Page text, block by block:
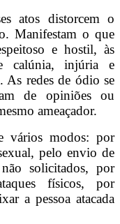
atos distorcem o
Manifestam o que
e hostil, às
calúnia, injúria e
As redes de ódio se
de opiniões ou
ameaçador.
vários modos: por
pelo envio de
solicitados, por
físicos, por
a pessoa atacada